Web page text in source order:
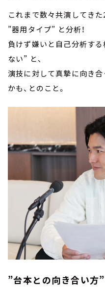
これまで数々共演してき
”器用タイプ” と分析！
負けず嫌いと自己分析する
ない” と、
演技に対して真摯に向き
かも、とのこと。
”台本との向き合い方